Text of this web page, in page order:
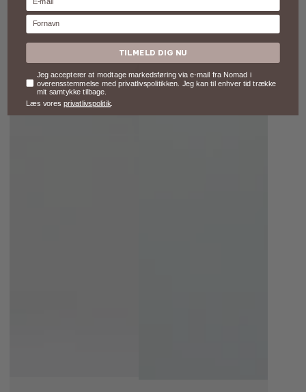
Fornavn
TILMELD DIG NU
Samtykke
Jeg accepterer at modtage markedsføring via e-mail fra Nomad i
overensstemmelse med privatlivspolitikken. Jeg kan til enhver tid trække
mit samtykke tilbage.
Læs vores privatlivspolitik